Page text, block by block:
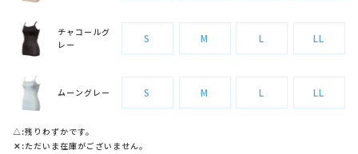
チャコールグ
レー
S M L LL
ムーングレー S M L LL
△ 残りわずかです。
✕ ただいま在庫がございません。